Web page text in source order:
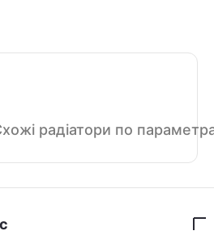
радіатори по